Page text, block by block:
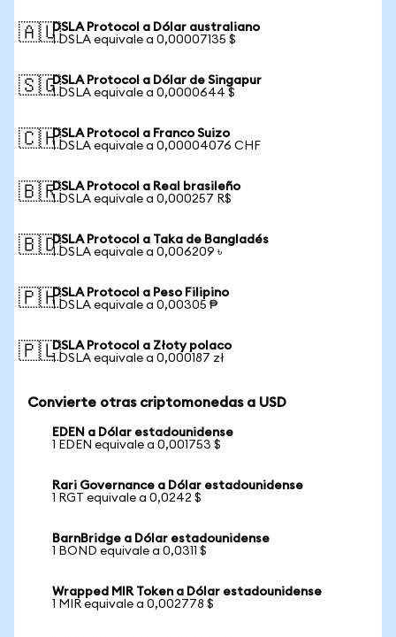
🇦🇺DSLA Protocol a Dólar australiano
1 DSLA equivale a 0,00007135 $
🇸🇬DSLA Protocol a Dólar de Singapur
1 DSLA equivale a 0,0000644 $
🇨🇭DSLA Protocol a Franco Suizo
1 DSLA equivale a 0,00004076 CHF
🇧🇷DSLA Protocol a Real brasileño
1 DSLA equivale a 0,000257 R$
🇧🇩DSLA Protocol a Taka de Bangladés
1 DSLA equivale a 0,006209 ৳
🇵🇭DSLA Protocol a Peso Filipino
1 DSLA equivale a 0,00305 ₱
🇵🇱DSLA Protocol a Złoty polaco
1 DSLA equivale a 0,000187 zł
Convierte otras criptomonedas a USD
EDEN a Dólar estadounidense
1 EDEN equivale a 0,001753 $
Rari Governance a Dólar estadounidense
1 RGT equivale a 0,0242 $
BarnBridge a Dólar estadounidense
1 BOND equivale a 0,0311 $
Wrapped MIR Token a Dólar estadounidense
1 MIR equivale a 0,002778 $